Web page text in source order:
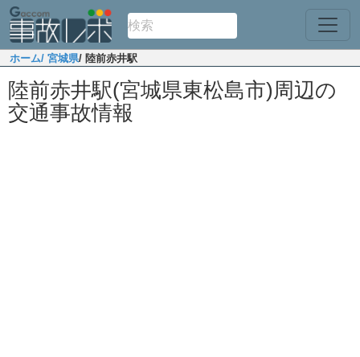
ホーム/ 宮城県/ 陸前赤井駅
陸前赤井駅(宮城県東松島市)周辺の
交通事故情報